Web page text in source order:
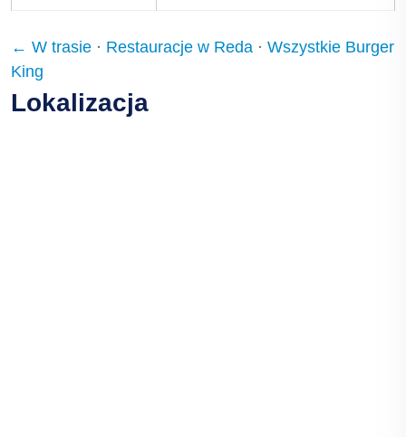
← W trasie · Restauracje w Reda · Wszystkie Burger
King
Lokalizacja